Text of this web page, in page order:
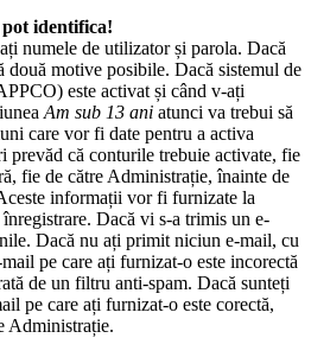
identifica!
numele de utilizator și parola. Dacă
două motive posibile. Dacă sistemul de
este activat și când v-ați
Am sub 13 ani atunci va trebui să
care vor fi date pentru a activa
prevăd că conturile trebuie activate, fie
fie de către Administrație, înainte de
informații vor fi furnizate la
Dacă vi s-a trimis un e-
Dacă nu ați primit niciun e-mail, cu
pe care ați furnizat-o este incorectă
de un filtru anti-spam. Dacă sunteți
pe care ați furnizat-o este corectă,
Administrație.